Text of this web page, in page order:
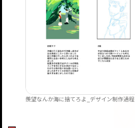
羨望なんか海に捨てろよ_デザイン制作過程